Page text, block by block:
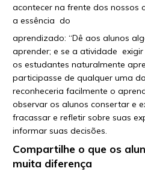
acontecer na frente dos nossos
a essência do
aprendizado: “Dê aos alunos
aprender; e se a atividade
os estudantes naturalmente
participasse de qualquer uma
reconheceria facilmente o
observar os alunos consertar e
fracassar e refletir sobre suas
informar suas decisões.
Compartilhe o que os
muita diferença